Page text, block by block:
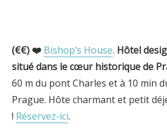
(€€) ❤️ Bishop’s House. Hôtel
situé dans le cœur historique de
60 m du pont Charles et à 10 min
Prague. Hôte charmant et petit
! Réservez-ici.